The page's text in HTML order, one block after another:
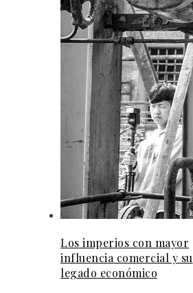
Los imperios con mayor
influencia comercial y su
legado económico